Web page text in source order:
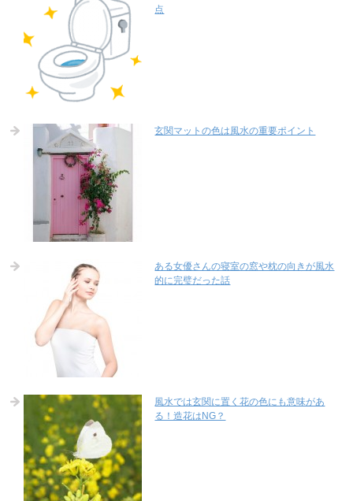
点
玄関マットの色は風水の重要ポイント
ある女優さんの寝室の窓や枕の向きが風水
的に完璧だった話
風水では玄関に置く花の色にも意味があ
る！造花はNG？